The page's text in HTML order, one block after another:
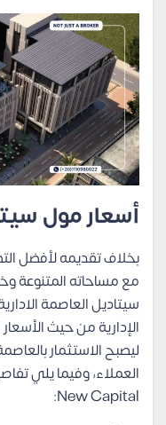
أسعار مول
بخلاف تقديمه لأفضل
مع مساحاته المتنوعة
سيتاديل العاصمة
الإدارية من حيث
ليصبح الاستثمار
New Capital: